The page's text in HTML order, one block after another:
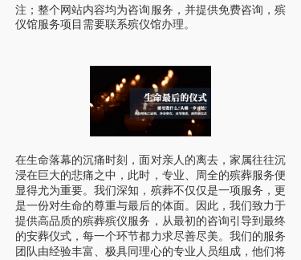
注；整个网站内容均为咨询服务，并提供免费咨询，殡
仪馆服务项目需要联系殡仪馆办理。
在生命落幕的沉痛时刻，面对亲人的离去，家属往往沉
浸在巨大的悲痛之中，此时，专业、周全的殡葬服务便
显得尤为重要。我们深知，殡葬不仅仅是一项服务，更
是一份对生命的尊重与最后的体面。因此，我们致力于
提供高品质的殡葬殡仪服务，从最初的咨询引导到最终
的安葬仪式，每一个环节都力求尽善尽美。我们的服务
团队由经验丰富、极具同理心的专业人员组成，他们将